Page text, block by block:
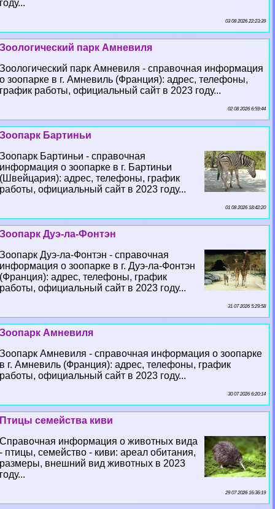
году...
03 08 2026 22:23:39
Зоологический парк Амневиля
Зоологический парк Амневиля - справочная информация
о зоопарке в г. Амневиль (Франция): адрес, телефоны,
график работы, официальный сайт в 2023 году...
02 08 2026 6:59:44
Зоопарк Бартиньи
Зоопарк Бартиньи - справочная
информация о зоопарке в г. Бартиньи
(Швейцария): адрес, телефоны, график
работы, официальный сайт в 2023 году...
01 08 2026 18:42:20
Зоопарк Дуэ-ла-Фонтэн
Зоопарк Дуэ-ла-Фонтэн - справочная
информация о зоопарке в г. Дуэ-ла-Фонтэн
(Франция): адрес, телефоны, график
работы, официальный сайт в 2023 году...
31 07 2026 5:29:58
Зоопарк Амневиля
Зоопарк Амневиля - справочная информация о зоопарке
в г. Амневиль (Франция): адрес, телефоны, график
работы, официальный сайт в 2023 году...
30 07 2026 6:20:14
Птицы семейства киви
Справочная информация о животных вида
- птицы, семейство - киви: ареал обитания,
размеры, внешний вид животных в 2023
году...
29 07 2026 16:36:19